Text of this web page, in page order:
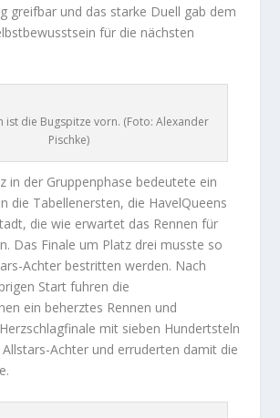
greifbar und das starke Duell gab dem
für die nächsten
ist die Bugspitze vorn. (Foto: Alexander
Pischke)
in der Gruppenphase bedeutete ein
die Tabellenersten, die HavelQueens
die wie erwartet das Rennen für
Das Finale um Platz drei musste so
Achter bestritten werden. Nach
Start fuhren die
ein beherztes Rennen und
mit sieben Hundertsteln
Achter und erruderten damit die